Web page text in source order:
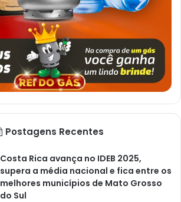
Postagens Recentes
Costa Rica avança no IDEB 2025,
supera a média nacional e fica entre os
melhores municípios de Mato Grosso
do Sul